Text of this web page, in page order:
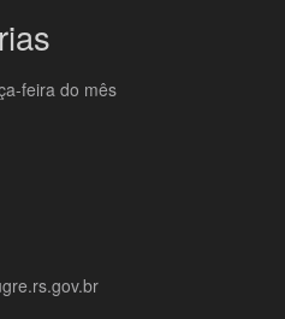
feira do mês